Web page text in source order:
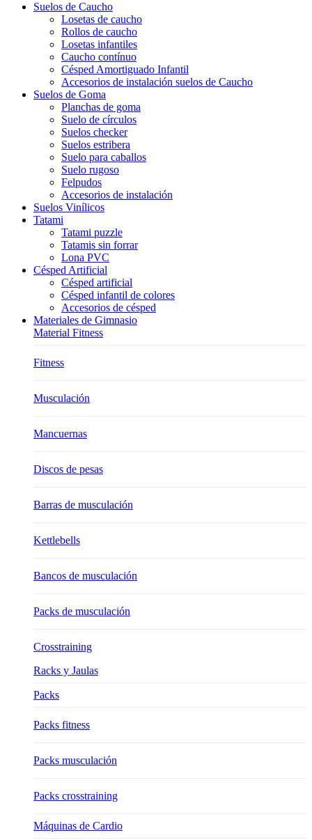
Suelos de Caucho
Losetas de caucho
Rollos de caucho
Losetas infantiles
Caucho contínuo
Césped Amortiguado Infantil
Accesorios de instalación suelos de Caucho
Suelos de Goma
Planchas de goma
Suelo de círculos
Suelos checker
Suelos estribera
Suelo para caballos
Suelo rugoso
Felpudos
Accesorios de instalación
Suelos Vinílicos
Tatami
Tatami puzzle
Tatamis sin forrar
Lona PVC
Césped Artificial
Césped artificial
Césped infantil de colores
Accesorios de césped
Materiales de Gimnasio
Material Fitness
Fitness
Musculación
Mancuernas
Discos de pesas
Barras de musculación
Kettlebells
Bancos de musculación
Packs de musculación
Crosstraining
Racks y Jaulas
Packs
Packs fitness
Packs musculación
Packs crosstraining
Máquinas de Cardio